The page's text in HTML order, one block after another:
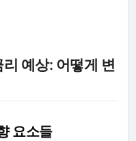
예상: 어떻게 변
요소들